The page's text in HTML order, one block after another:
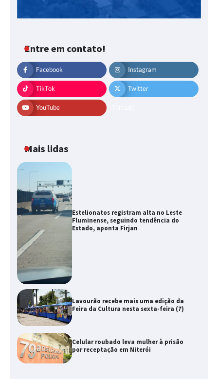
Entre em contato!
Facebook Instagram
TikTok Twitter
YouTube
Mais lidas
Estelionatos registram alta no Leste
Fluminense, seguindo tendência do
Estado, aponta Firjan
Lavourão recebe mais uma edição da
Feira da Cultura nesta sexta-feira (7)
Celular roubado leva mulher à prisão
por receptação em Niterói